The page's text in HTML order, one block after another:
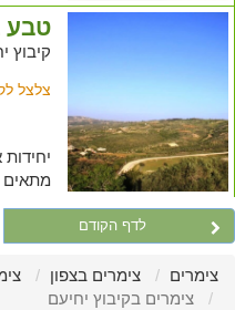
טבע
קיבוץ
צלצל
מתאים
לדף הקודם
צימרים צימרים בצפון
צימרים בקיבוץ יחיעם